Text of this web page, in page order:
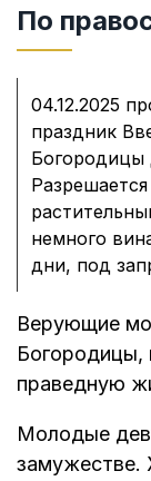
По
04.12.2025
праздник
Богородицы
немного
дни, под
Верующие
Богородицы,
праведную
Молодые
замужестве.